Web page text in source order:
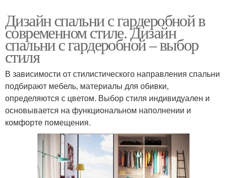
Дизайн спальни с гардеробной в
современном стиле. Дизайн
спальни с гардеробной – выбор
стиля
В зависимости от стилистического направления спальни
подбирают мебель, материалы для обивки,
определяются с цветом. Выбор стиля индивидуален и
основывается на функциональном наполнении и
комфорте помещения.